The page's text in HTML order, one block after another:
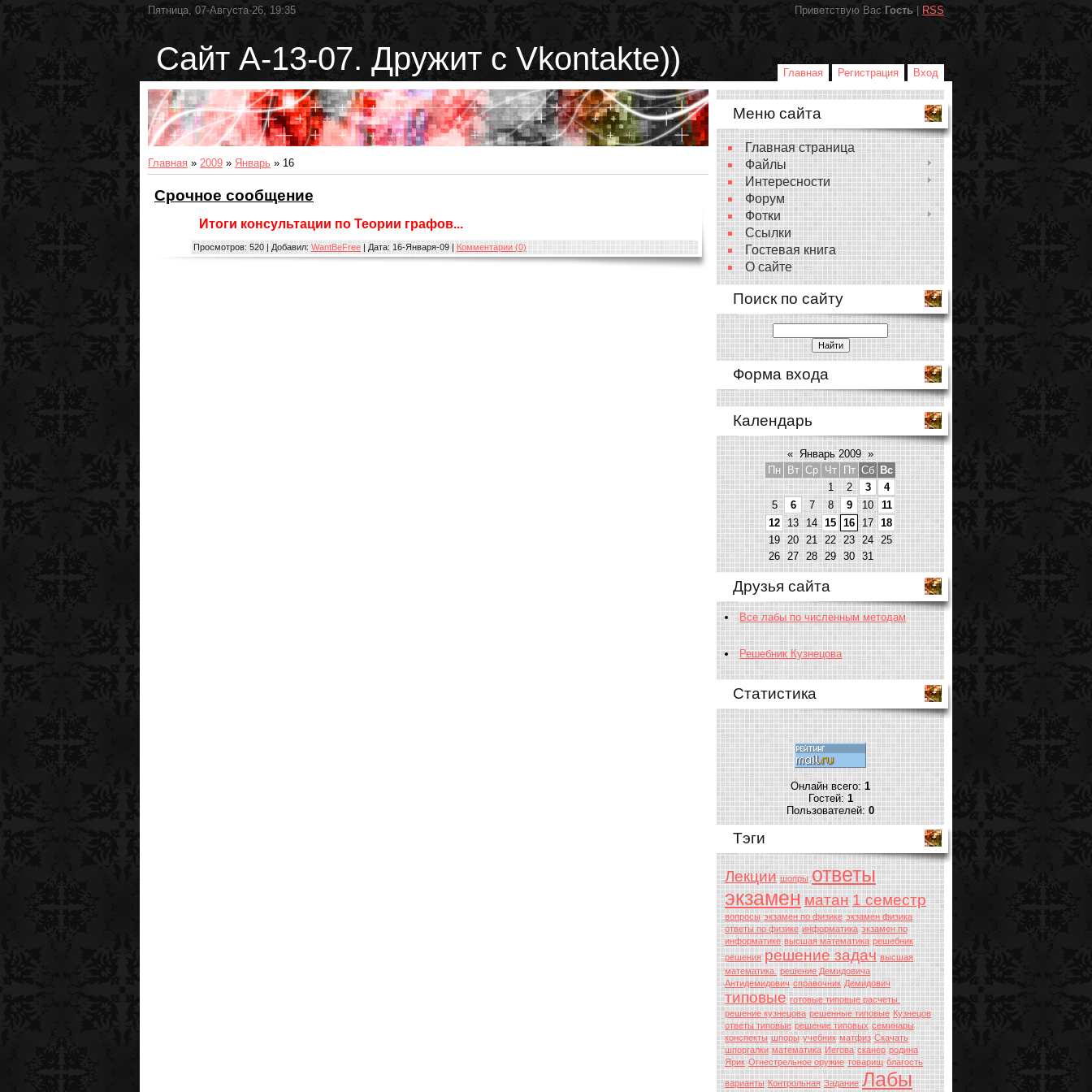
Пятница, 07-Августа-26, 19:35 Приветствую Вас Гость RSS
Сайт А-13-07. Дружит с Vkontakte)) Главная Регистрация Вход
Главная » 2009 » Январь » 16
Срочное сообщение
Итоги консультации по Теории графов...
Просмотров: 520 | Добавил: WantBeFree | Дата: 16-Января-09 | Комментарии (0)
Меню сайта
Главная страница
Файлы
Интересности
Форум
Фотки
Ссылки
Гостевая книга
О сайте
Поиск по сайту
Форма входа
Календарь
« Январь 2009 »
Пн
Вт Ср Чт Пт Сб Вс
1
2 3
4
5
6 7 8 9 10
11
12 13 14 15 16 17 18
19 20 21 22 23 24 25
26 27 28 29 30 31
Друзья сайта
Все лабы по численным методам
Решебник Кузнецова
Статистика
Онлайн всего:1
Гостей:1
Пользователей:0
Тэги
Лекции шопры ответы
экзаменматан1 семестр
вопросы экзамен по физике экзамен физика
ответы по физике информатика экзамен по
информатике высшая математика решебник
решения решение задач высшая
математика. решение Демидовича
Антидемидович справочник Демидович
типовые готовые типовые расчеты.
решение кузнецова решенные типовые Кузнецов
ответы типовые решение типовых семинары
конспекты шпоры учебник матфиз Скачать
шпоргалки математика Иегова сканер родина
Ярик Огнестрельное оружие товарищ благость
варианты Контрольная Задание Лабы